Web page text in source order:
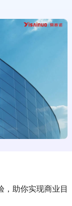
，助你实现商业目